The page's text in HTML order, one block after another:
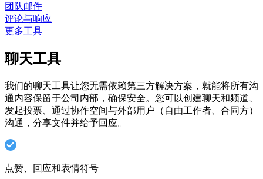
团队邮件
评论与响应
更多工具
聊天工具
我们的聊天工具让您无需依赖第三方解决方案，就能将所有沟
通内容保留于公司内部，确保安全。您可以创建聊天和频道、
发起投票、通过协作空间与外部用户（自由工作者、合同方）
沟通，分享文件并给予回应。
点赞、回应和表情符号